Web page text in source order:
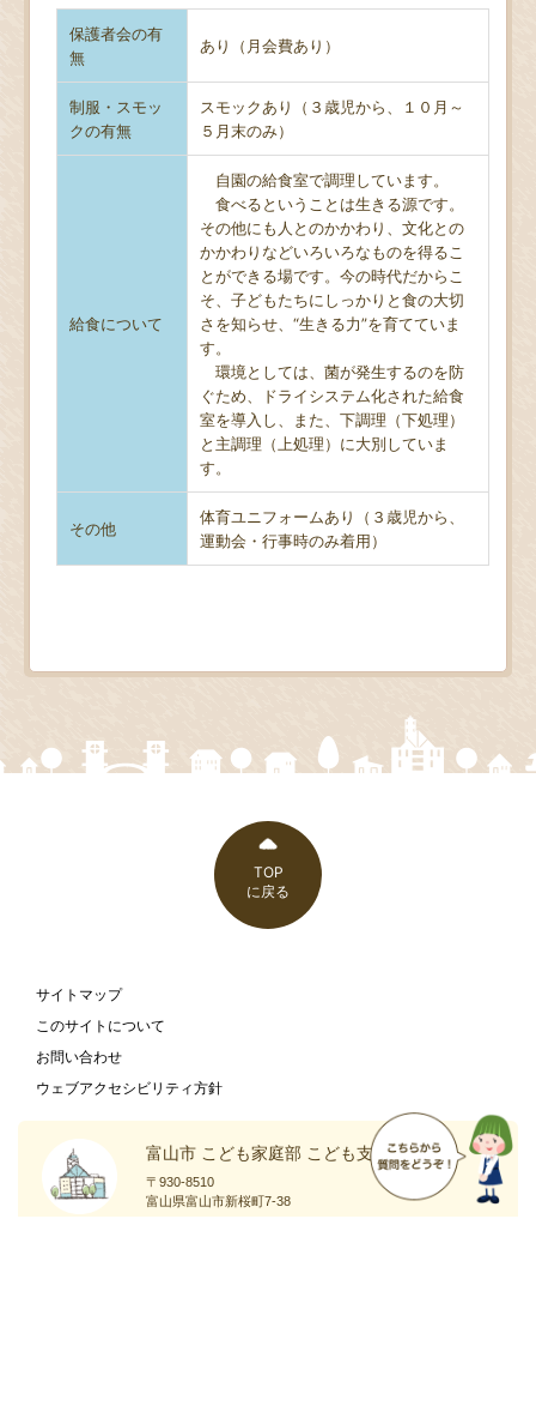
保護者会の有
無
あり（月会費あり）
制服・スモッ
クの有無
スモックあり（３歳児から、１０月～
５月末のみ）
給食について
自園の給食室で調理しています。
食べるということは生きる源です。
その他にも人とのかかわり、文化との
かかわりなどいろいろなものを得るこ
とができる場です。今の時代だからこ
そ、子どもたちにしっかりと食の大切
さを知らせ、“生きる力”を育てていま
す。
環境としては、菌が発生するのを防
ぐため、ドライシステム化された給食
室を導入し、また、下調理（下処理）
と主調理（上処理）に大別していま
す。
その他
体育ユニフォームあり（３歳児から、
運動会・行事時のみ着用）
TOP
に戻る
サイトマップ
このサイトについて
お問い合わせ
ウェブアクセシビリティ方針
富山市 こども家庭部 こども支援課
〒930-8510
富山県富山市新桜町7-38